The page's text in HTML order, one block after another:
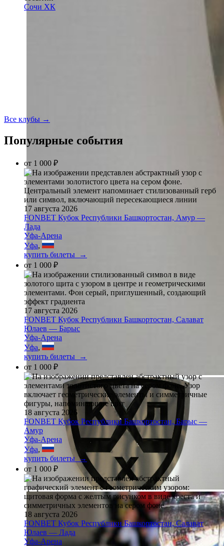
Сочи ХК
Все клубы →
Популярные события
от 1 000 ₽
17 августа 2026
FONBET Кубок Республики Башкортостан, Амур —
Лада
Уфа-Арена
Уфа,
купить билеты →
от 1 000 ₽
17 августа 2026
FONBET Кубок Республики Башкортостан, Салават
Юлаев — Барыс
Уфа-Арена
Уфа,
купить билеты →
от 1 000 ₽
18 августа 2026
FONBET Кубок Республики Башкортостан, Барыс —
Амур
Уфа-Арена
Уфа,
купить билеты →
от 1 000 ₽
18 августа 2026
FONBET Кубок Республики Башкортостан, Салават
Юлаев — Лада
Уфа-Арена